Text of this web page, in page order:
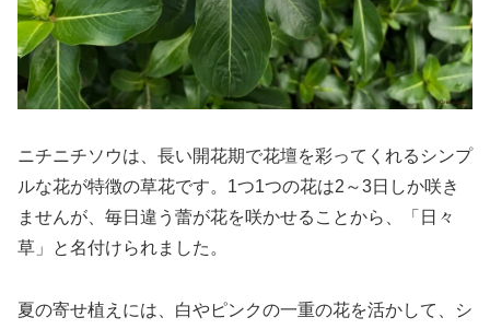
ニチニチソウは、長い開花期で花壇を彩ってくれるシンプ
ルな花が特徴の草花です。1つ1つの花は2～3日しか咲き
ませんが、毎日違う蕾が花を咲かせることから、「日々
草」と名付けられました。
夏の寄せ植えには、白やピンクの一重の花を活かして、シ